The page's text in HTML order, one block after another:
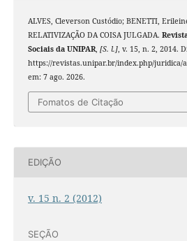
ALVES, Cleverson Custódio; BENETTI,
RELATIVIZAÇÃO DA COISA JULGADA.
Sociais da UNIPAR, [S. l.], v. 15, n. 2, 2014.
https://revistas.unipar.br/index.php/juridica/
em: 7 ago. 2026.
Fomatos de Citação
EDIÇÃO
v. 15 n. 2 (2012)
SEÇÃO